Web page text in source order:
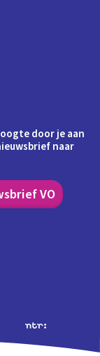
door je aan
naar
VO